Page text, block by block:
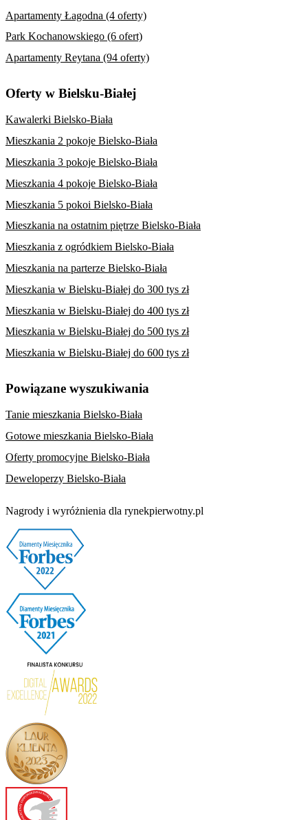
Apartamenty Łagodna (4 oferty)
Park Kochanowskiego (6 ofert)
Apartamenty Reytana (94 oferty)
Oferty w Bielsku-Białej
Kawalerki Bielsko-Biała
Mieszkania 2 pokoje Bielsko-Biała
Mieszkania 3 pokoje Bielsko-Biała
Mieszkania 4 pokoje Bielsko-Biała
Mieszkania 5 pokoi Bielsko-Biała
Mieszkania na ostatnim piętrze Bielsko-Biała
Mieszkania z ogródkiem Bielsko-Biała
Mieszkania na parterze Bielsko-Biała
Mieszkania w Bielsku-Białej do 300 tys zł
Mieszkania w Bielsku-Białej do 400 tys zł
Mieszkania w Bielsku-Białej do 500 tys zł
Mieszkania w Bielsku-Białej do 600 tys zł
Powiązane wyszukiwania
Tanie mieszkania Bielsko-Biała
Gotowe mieszkania Bielsko-Biała
Oferty promocyjne Bielsko-Biała
Deweloperzy Bielsko-Biała
Nagrody i wyróżnienia dla rynekpierwotny.pl